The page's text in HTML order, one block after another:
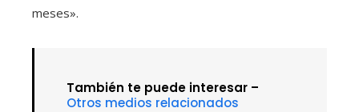
meses».
También te puede interesar –
Otros medios relacionados